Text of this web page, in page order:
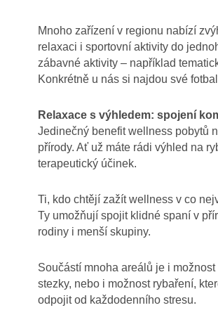
Mnoho zařízení v regionu nabízí
relaxaci i sportovní aktivity do
zábavné aktivity – například
Konkrétně u nás si najdou své
Relaxace s výhledem: spojení
Jedinečný benefit wellness pobytů
přírody. Ať už máte rádi výhled na
terapeutický účinek.
Ti, kdo chtějí zažít wellness v co
Ty umožňují spojit klidné spaní v
rodiny i menší skupiny.
Součástí mnoha areálů je i
stezky, nebo i možnost rybaření,
odpojit od každodenního stresu.